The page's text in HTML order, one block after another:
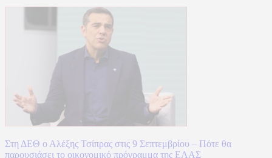
Στη ΔΕΘ ο Αλέξης Τσίπρας στις 9 Σεπτεμβρίου – Πότε θα
παρουσιάσει το οικονομικό πρόγραμμα της ΕΛΑΣ